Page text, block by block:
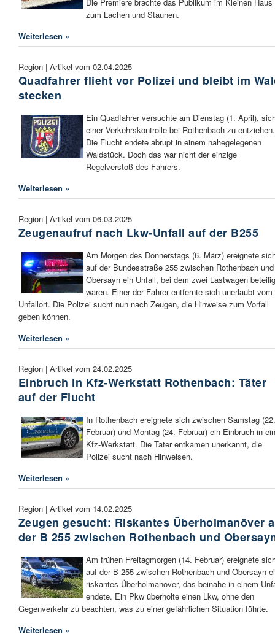
zum Lachen und Staunen.
Weiterlesen »
Region | Artikel vom 02.04.2025
Quadfahrer flieht vor Polizei und bleibt im
stecken
Ein Quadfahrer versuchte am Dienstag (1. April),
einer Verkehrskontrolle bei Rothenbach zu entziehen.
Die Flucht endete abrupt in einem nahegelegenen
Waldstück. Doch das war nicht der einzige
Regelverstoß des Fahrers.
Weiterlesen »
Region | Artikel vom 06.03.2025
Zeugenaufruf nach Lkw-Unfall auf der B255
Am Morgen des Donnerstags (6. März) ereignete
auf der Bundesstraße 255 zwischen Rothenbach und
Obersayn ein Unfall, bei dem zwei Lastwagen
waren. Einer der Fahrer entfernte sich unerlaubt vom
Unfallort. Die Polizei sucht nun nach Zeugen, die Hinweise zum Vorfall
geben können.
Weiterlesen »
Region | Artikel vom 24.02.2025
Einbruch in Kfz-Werkstatt Rothenbach: Täter
auf der Flucht
In Rothenbach ereignete sich zwischen Samstag (22.
Februar) und Montag (24. Februar) ein Einbruch in
Kfz-Werkstatt. Die Täter entkamen unerkannt, die
Polizei sucht nach Hinweisen.
Weiterlesen »
Region | Artikel vom 14.02.2025
Zeugen gesucht: Riskantes Überholmanöver
der B 255 zwischen Rothenbach und
Am frühen Freitagmorgen (14. Februar) ereignete
auf der B 255 zwischen Rothenbach und Obersayn
riskantes Überholmanöver, das beinahe in einem
endete. Ein Pkw überholte einen Lkw, ohne den
Gegenverkehr zu beachten, was zu einer gefährlichen Situation führte.
Weiterlesen »